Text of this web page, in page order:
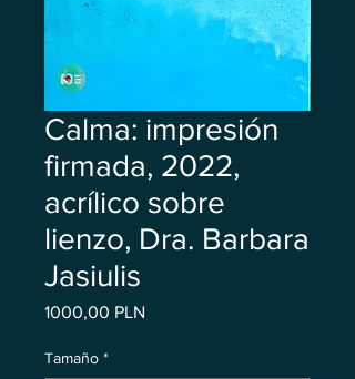
Calma: impresión
firmada, 2022,
acrílico sobre
lienzo, Dra. Barbara
Jasiulis
1000,00 PLN
Tamaño *